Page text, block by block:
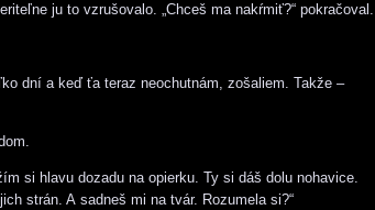
ju to vzrušovalo. „Chceš ma nakŕmiť?“ pokračoval.
dní a keď ťa teraz neochutnám, zošaliem. Takže –
si hlavu dozadu na opierku. Ty si dáš dolu nohavice.
strán. A sadneš mi na tvár. Rozumela si?“